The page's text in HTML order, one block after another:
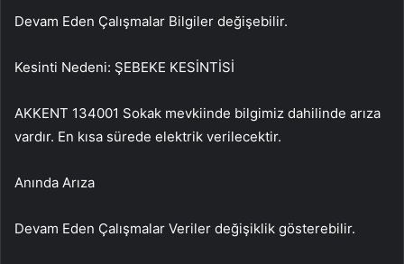
Devam Eden Çalışmalar Bilgiler değişebilir.
Kesinti Nedeni: ŞEBEKE KESİNTİSİ
AKKENT 134001 Sokak mevkiinde bilgimiz dahilinde arıza
vardır. En kısa sürede elektrik verilecektir.
Anında Arıza
Devam Eden Çalışmalar Veriler değişiklik gösterebilir.